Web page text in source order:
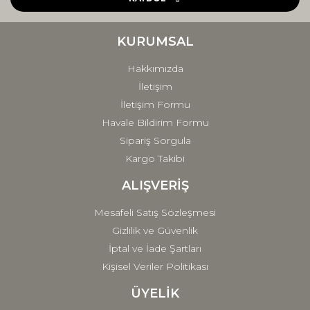
Ürün fiyatı diğer sitelerden daha pahalı.
Gönder
KURUMSAL
Hakkımızda
İletişim
İletişim Formu
Havale Bildirim Formu
Sipariş Sorgula
Kargo Takibi
ALIŞVERİŞ
Mesafeli Satış Sözleşmesi
Gizlilik ve Güvenlik
İptal ve İade Şartları
Kişisel Veriler Politikası
ÜYELİK